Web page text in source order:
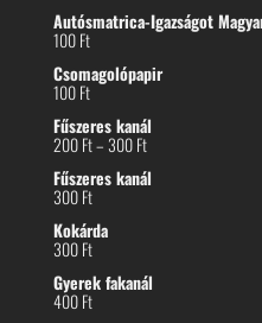
Autósmatrica-Igazságot
100Ft
Csomagolópapir
100Ft
Fűszeres kanál
200Ft–300FtÁrtartomány:
-
Fűszeres kanál
300Ft
Kokárda
300Ft
Gyerek fakanál
400Ft